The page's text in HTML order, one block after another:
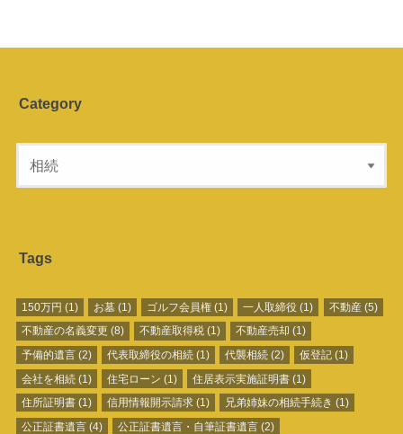
Category
Tags
150万円 (1) お墓 (1) ゴルフ会員権 (1) 一人取締役 (1) 不動産(5)
不動産の名義変更 (8) 不動産取得税 (1) 不動産売却 (1)
予備的遺言(2) 代表取締役の相続 (1) 代襲相続 (2) 仮登記 (1)
会社を相続(1) 住宅ローン (1) 住居表示実施証明書 (1)
住所証明書(1) 信用情報開示請求 (1) 兄弟姉妹の相続手続き (1)
公正証書遺言(4) 公正証書遺言・自筆証書遺言 (2)